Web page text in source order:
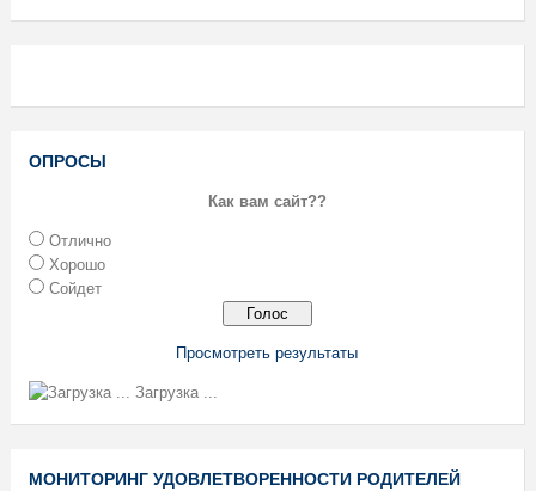
ОПРОСЫ
Как вам сайт??
Отлично
Хорошо
Сойдет
Просмотреть результаты
Загрузка ...
МОНИТОРИНГ УДОВЛЕТВОРЕННОСТИ РОДИТЕЛЕЙ